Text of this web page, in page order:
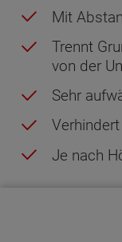
Mit
Trennt
von der
Sehr
Je nach